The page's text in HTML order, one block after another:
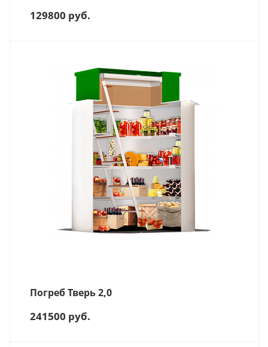
129800 руб.
Погреб Тверь 2,0
241500 руб.